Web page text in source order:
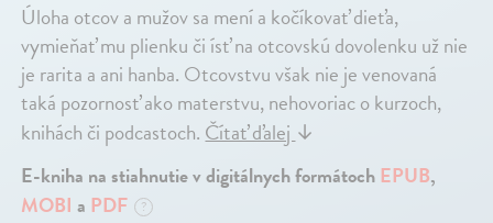
Úloha otcov a mužov sa mení a kočíkovať dieťa,
vymieňať mu plienku či ísť na otcovskú dovolenku už nie
je rarita a ani hanba. Otcovstvu však nie je venovaná
taká pozornosť ako materstvu, nehovoriac o kurzoch,
knihách či podcastoch.Čítať ďalej↓
E-kniha na stiahnutie v digitálnych formátochEPUB,
MOBI a PDF ?